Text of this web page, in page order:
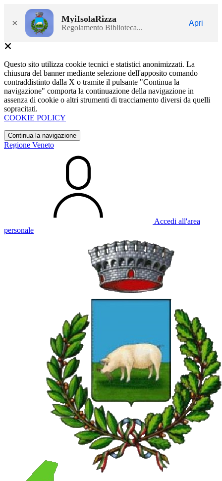
× MyiIsolaRizza
Regolamento Biblioteca...
Apri
Questo sito utilizza cookie tecnici e statistici anonimizzati. La
chiusura del banner mediante selezione dell'apposito comando
contraddistinto dalla X o tramite il pulsante "Continua la
navigazione" comporta la continuazione della navigazione in
assenza di cookie o altri strumenti di tracciamento diversi da quelli
sopracitati.
COOKIE POLICY
Continua la navigazione
Regione Veneto
Accedi all'area
personale